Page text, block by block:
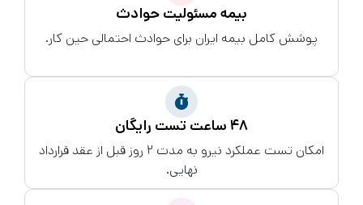
بیمه مسئولیت حوادث
پوشش کامل بیمه ایران برای حوادث احتمالی حین کار.
۴۸ ساعت تست رایگان
امکان تست عملکرد نیرو به مدت ۲ روز قبل از عقد قرارداد
نهایی.